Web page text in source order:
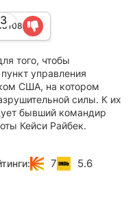
того, чтобы
управления
США, на котором
силы. К их
бывший командир
Кейси Райбек.
7 5.6